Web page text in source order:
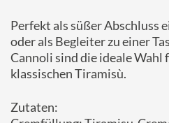
Perfekt als süßer Abschluss
oder als Begleiter zu einer
Cannoli sind die ideale Wahl
klassischen Tiramisù.
Zutaten: